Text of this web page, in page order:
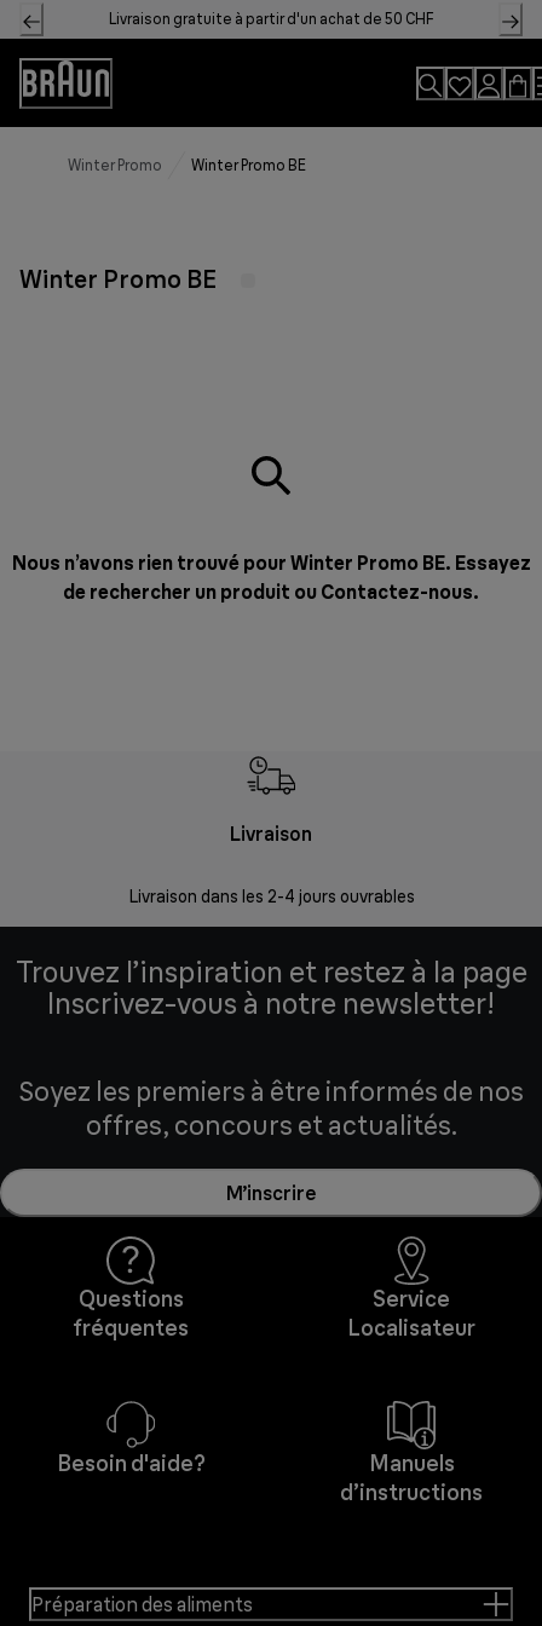
Skip
to
Content
Livraison gratuite à partir d'un achat de 50 CHF
Accessibility
Statement
Winter Promo Winter Promo BE
Winter Promo BE
Nous n’avons rien trouvé pour Winter Promo BE. Essayez
de rechercher un produit ou Contactez-nous.
Livraison
Livraison dans les 2-4 jours ouvrables
Trouvez l’inspiration et restez à la page
Inscrivez-vous à notre newsletter!
Soyez les premiers à être informés de nos
offres, concours et actualités.
M’inscrire
Questions
fréquentes
Service
Localisateur
Besoin d'aide?
Manuels
d’instructions
Préparation des aliments